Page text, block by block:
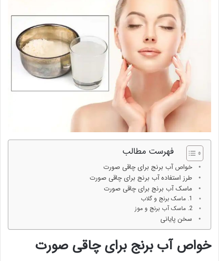
فهرست مطالب
خواص آب برنج برای چاقی صورت
طرز استفاده آب برنج برای چاقی صورت
ماسک آب برنج برای چاقی صورت
1. ماسک برنج و گلاب
2. ماسک آب برنج و موز
سخن پایانی
خواص آب برنج برای چاقی صورت